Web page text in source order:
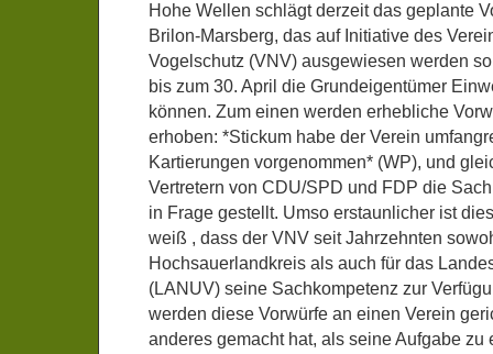
Hohe Wellen schlägt derzeit das geplante
Brilon-Marsberg, das auf Initiative des
Vogelschutz (VNV) ausgewiesen werden
bis zum 30. April die Grundeigentümer
können. Zum einen werden erhebliche
erhoben: *Stickum habe der Verein
Kartierungen vorgenommen* (WP), und
Vertretern von CDU/SPD und FDP die
in Frage gestellt. Umso erstaunlicher ist
weiß , dass der VNV seit Jahrzehnten
Hochsauerlandkreis als auch für das
(LANUV) seine Sachkompetenz zur
werden diese Vorwürfe an einen Verein
anderes gemacht hat, als seine Aufgabe zu